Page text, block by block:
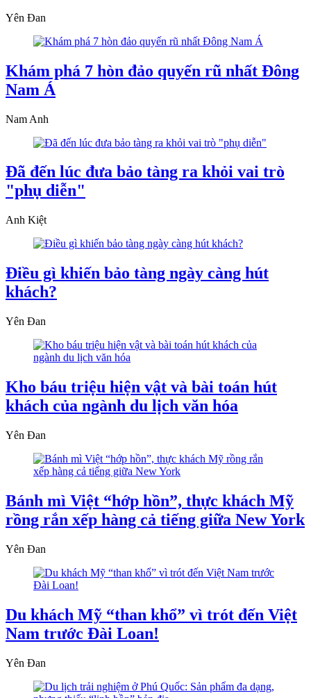
Yên Đan
Khám phá 7 hòn đảo quyến rũ nhất Đông
Nam Á
Nam Anh
Đã đến lúc đưa bảo tàng ra khỏi vai trò
"phụ diễn"
Anh Kiệt
Điều gì khiến bảo tàng ngày càng hút
khách?
Yên Đan
Kho báu triệu hiện vật và bài toán hút
khách của ngành du lịch văn hóa
Yên Đan
Bánh mì Việt “hớp hồn”, thực khách Mỹ
rồng rắn xếp hàng cả tiếng giữa New York
Yên Đan
Du khách Mỹ “than khổ” vì trót đến Việt
Nam trước Đài Loan!
Yên Đan